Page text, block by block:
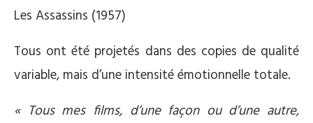
Les Assassins (1957)
Tous ont été projetés dans des copies de qualité
variable, mais d’une intensité émotionnelle totale.
« Tous mes films, d’une façon ou d’une autre,